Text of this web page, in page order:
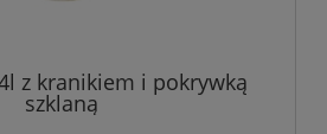
z kranikiem i pokrywką
szklaną